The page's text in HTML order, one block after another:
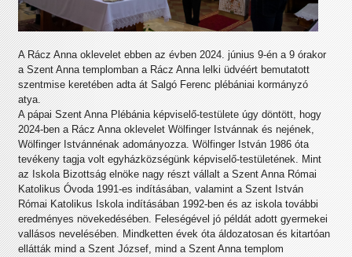
A Rácz Anna oklevelet ebben az évben 2024. június 9-én a 9 órakor
a Szent Anna templomban a Rácz Anna lelki üdvéért bemutatott
szentmise keretében adta át Salgó Ferenc plébániai kormányzó
atya.
A pápai Szent Anna Plébánia képviselő-testülete úgy döntött, hogy
2024-ben a Rácz Anna oklevelet Wölfinger Istvánnak és nejének,
Wölfinger Istvánnénak adományozza. Wölfinger István 1986 óta
tevékeny tagja volt egyházközségünk képviselő-testületének. Mint
az Iskola Bizottság elnöke nagy részt vállalt a Szent Anna Római
Katolikus Óvoda 1991-es indításában, valamint a Szent István
Római Katolikus Iskola indításában 1992-ben és az iskola további
eredményes növekedésében. Feleségével jó példát adott gyermekei
vallásos nevelésében. Mindketten évek óta áldozatosan és kitartóan
ellátták mind a Szent József, mind a Szent Anna templom